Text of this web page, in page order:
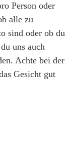
Person oder
alle zu
sind oder ob du
uns auch
Achte bei der
Gesicht gut